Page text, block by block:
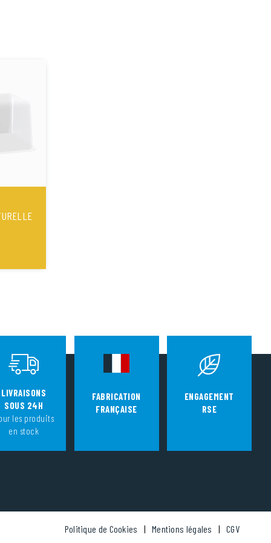
LIVRAISONS
SOUS 24H
les produits
en stock
FABRICATION
FRANÇAISE
ENGAGEMENT
RSE
Politique de Cookies Mentions légales CGV